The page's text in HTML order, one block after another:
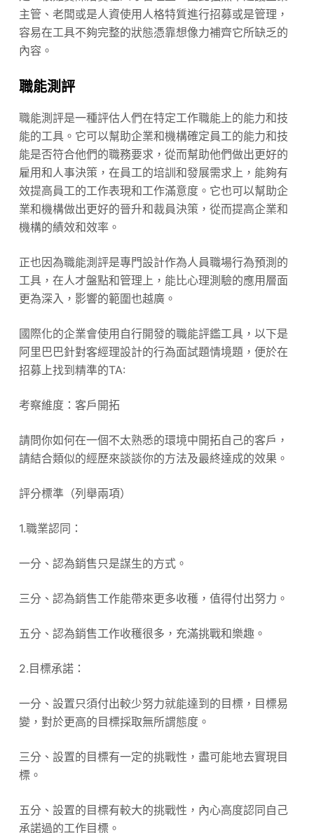
主管、老闆或是人資使用人格特質進行招募或是管理，
容易在工具不夠完整的狀態憑靠想像力補齊它所缺乏的
內容。
職能測評
職能測評是一種評估人們在特定工作職能上的能力和技
能的工具。它可以幫助企業和機構確定員工的能力和技
能是否符合他們的職務要求，從而幫助他們做出更好的
雇用和人事決策，在員工的培訓和發展需求上，能夠有
效提高員工的工作表現和工作滿意度。它也可以幫助企
業和機構做出更好的晉升和裁員決策，從而提高企業和
機構的績效和效率。
正也因為職能測評是專門設計作為人員職場行為預測的
工具，在人才盤點和管理上，能比心理測驗的應用層面
更為深入，影響的範圍也越廣。
國際化的企業會使用自行開發的職能評鑑工具，以下是
阿里巴巴針對客經理設計的行為面試題情境題，便於在
招募上找到精準的TA:
考察維度：客戶開拓
請問你如何在一個不太熟悉的環境中開拓自己的客戶，
請結合類似的經歷來談談你的方法及最終達成的效果。
評分標準（列舉兩項）
1.職業認同：
一分、認為銷售只是謀生的方式。
三分、認為銷售工作能帶來更多收穫，值得付出努力。
五分、認為銷售工作收穫很多，充滿挑戰和樂趣。
2.目標承諾：
一分、設置只須付出較少努力就能達到的目標，目標易
變，對於更高的目標採取無所謂態度。
三分、設置的目標有一定的挑戰性，盡可能地去實現目
標。
五分、設置的目標有較大的挑戰性，內心高度認同自己
承諾過的工作目標。